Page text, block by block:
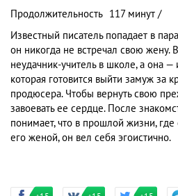
Продолжительность 117 минут /
Известный писатель попадает в
он никогда не встречал свою
неудачник-учитель в школе, а она —
которая готовится выйти замуж за
продюсера. Чтобы вернуть свою
завоевать ее сердце. После
понимает, что в прошлой жизни,
его женой, он вел себя эгоистично.